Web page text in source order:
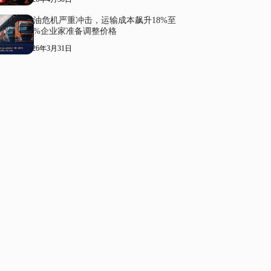
柴油危机严重冲击，运输成本飙升18%至
20%企业家准备调整价格
2026年3月31日